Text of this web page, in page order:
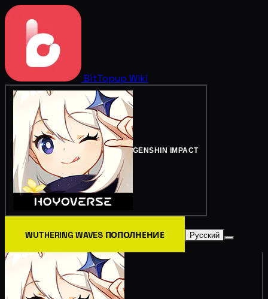
BitTopup Wiki
GENSHIN IMPACT
WUTHERING WAVES ПОПОЛНЕНИЕ Русский